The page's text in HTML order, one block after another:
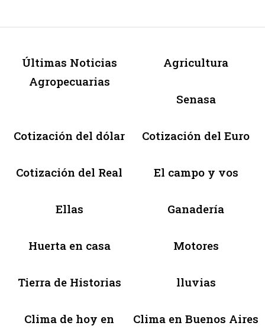
Últimas Noticias
Agropecuarias
Agricultura
Senasa
Cotización del dólar Cotización del Euro
Cotización del Real El campo y vos
Ellas Ganadería
Huerta en casa Motores
Tierra de Historias lluvias
Clima de hoy en
Clima en Buenos Aires